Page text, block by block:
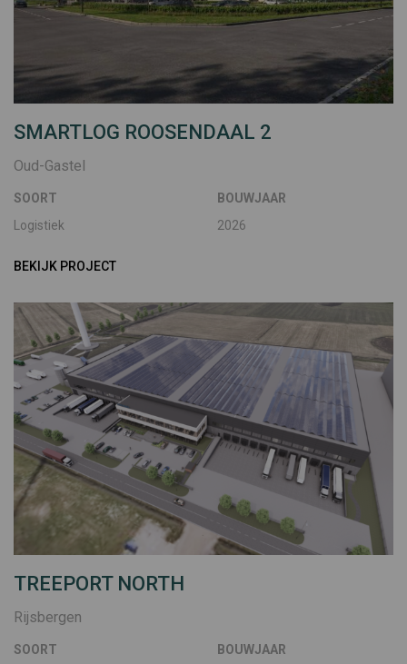
SMARTLOG ROOSENDAAL 2
Oud-Gastel
SOORT
Logistiek
BOUWJAAR
2026
BEKIJK PROJECT
TREEPORT NORTH
Rijsbergen
SOORT
BOUWJAAR